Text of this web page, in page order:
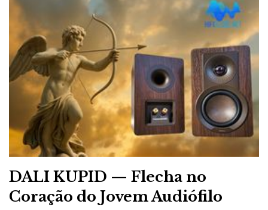
DALI KUPID — Flecha no
Coração do Jovem Audiófilo